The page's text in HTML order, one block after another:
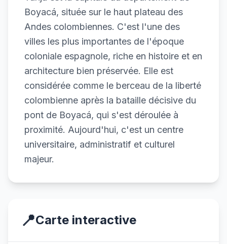
Boyacá, située sur le haut plateau des
Andes colombiennes. C'est l'une des
villes les plus importantes de l'époque
coloniale espagnole, riche en histoire et en
architecture bien préservée. Elle est
considérée comme le berceau de la liberté
colombienne après la bataille décisive du
pont de Boyacá, qui s'est déroulée à
proximité. Aujourd'hui, c'est un centre
universitaire, administratif et culturel
majeur.
📍Carte interactive